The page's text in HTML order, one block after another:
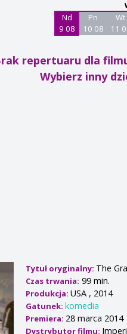
Nd
9 08
Pn
10 08
Wt
11
repertuaru dla
Wybierz inny
Tytuł oryginalny: The
Czas trwania: 99 min.
Produkcja:USA , 2014
Gatunek:komedia
Premiera: 28 marca 2014
Dystrybutor filmu: